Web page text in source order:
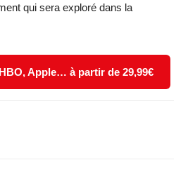
qui sera exploré dans la
Apple… à partir de 29,99€